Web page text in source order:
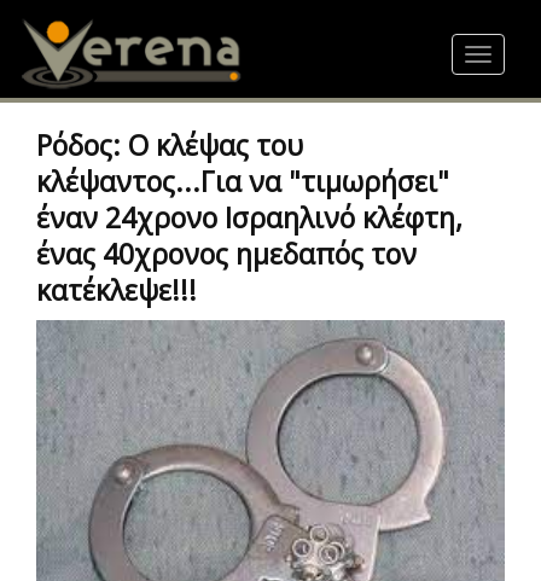
content
Toggle
Ρόδος: Ο κλέψας του
κλέψαντος...Για να "τιμωρήσει"
έναν 24χρονο Ισραηλινό κλέφτη,
ένας 40χρονος ημεδαπός τον
κατέκλεψε!!!